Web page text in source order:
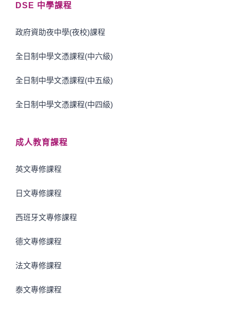
DSE 中學課程
政府資助夜中學(夜校)課程
全日制中學文憑課程(中六級)
全日制中學文憑課程(中五級)
全日制中學文憑課程(中四級)
成人教育課程
英文專修課程
日文專修課程
西班牙文專修課程
德文專修課程
法文專修課程
泰文專修課程